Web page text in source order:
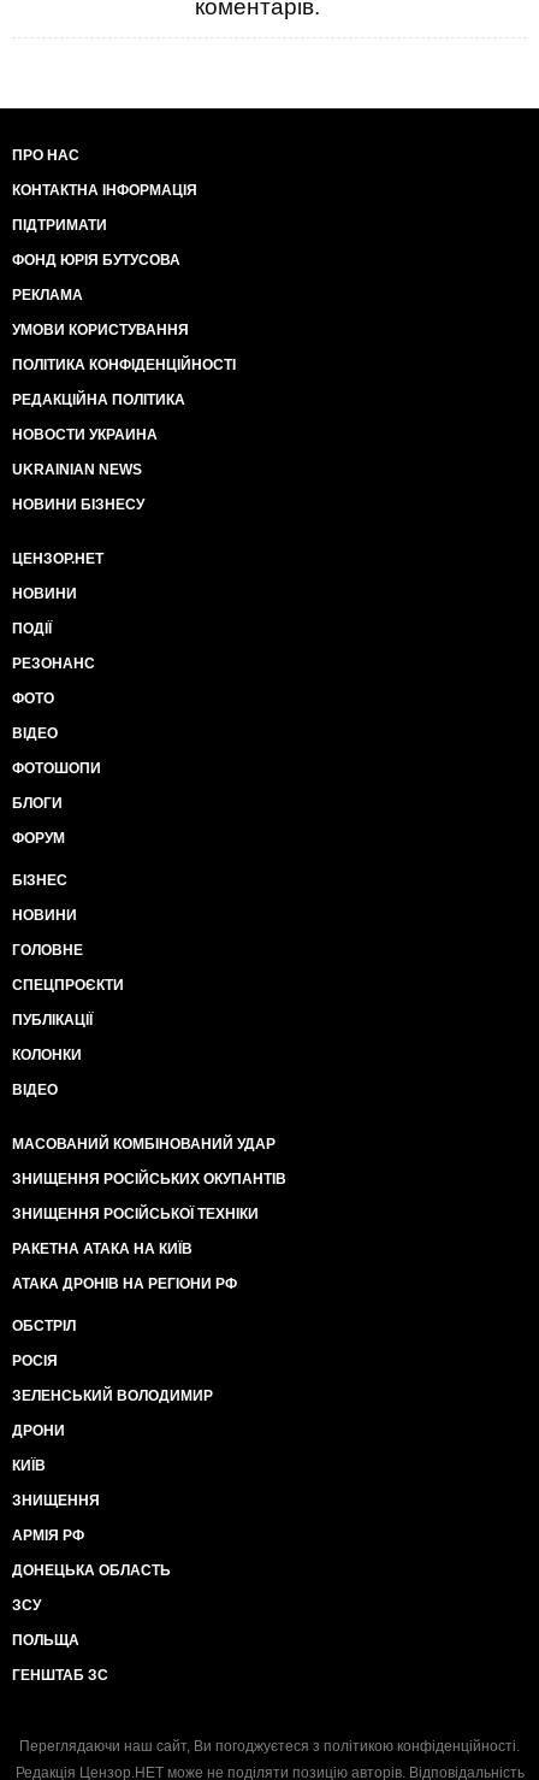
коментарів.
ПРО НАС
КОНТАКТНА ІНФОРМАЦІЯ
ПІДТРИМАТИ
ФОНД ЮРІЯ БУТУСОВА
РЕКЛАМА
УМОВИ КОРИСТУВАННЯ
ПОЛІТИКА КОНФІДЕНЦІЙНОСТІ
РЕДАКЦІЙНА ПОЛІТИКА
НОВОСТИ УКРАИНА
UKRAINIAN NEWS
НОВИНИ БІЗНЕСУ
ЦЕНЗОР.НЕТ
НОВИНИ
ПОДІЇ
РЕЗОНАНС
ФОТО
ВІДЕО
ФОТОШОПИ
БЛОГИ
ФОРУМ
БІЗНЕС
НОВИНИ
ГОЛОВНЕ
СПЕЦПРОЄКТИ
ПУБЛІКАЦІЇ
КОЛОНКИ
ВІДЕО
МАСОВАНИЙ КОМБІНОВАНИЙ УДАР
ЗНИЩЕННЯ РОСІЙСЬКИХ ОКУПАНТІВ
ЗНИЩЕННЯ РОСІЙСЬКОЇ ТЕХНІКИ
РАКЕТНА АТАКА НА КИЇВ
АТАКА ДРОНІВ НА РЕГІОНИ РФ
ОБСТРІЛ
РОСІЯ
ЗЕЛЕНСЬКИЙ ВОЛОДИМИР
ДРОНИ
КИЇВ
ЗНИЩЕННЯ
АРМІЯ РФ
ДОНЕЦЬКА ОБЛАСТЬ
ЗСУ
ПОЛЬЩА
ГЕНШТАБ ЗС
Переглядаючи наш сайт, Ви погоджуєтеся з політикою конфіденційності.
Редакція Цензор.НЕТ може не поділяти позицію авторів. Відповідальність